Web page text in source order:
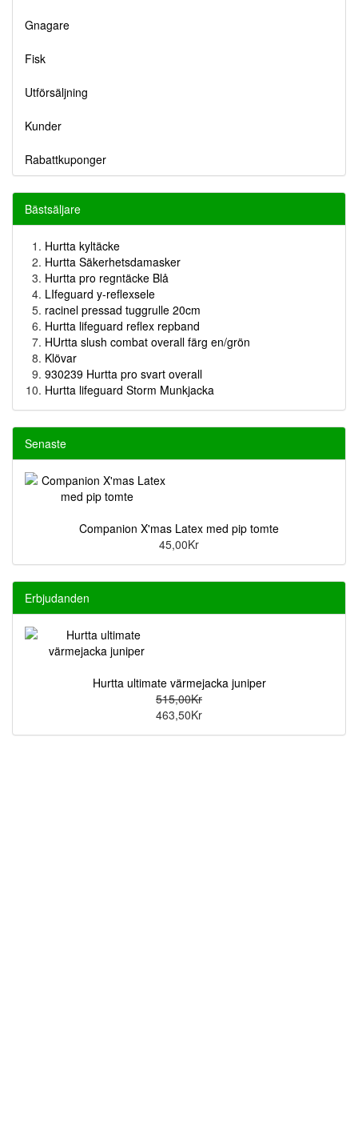
Gnagare
Fisk
Utförsäljning
Kunder
Rabattkuponger
Bästsäljare
Hurtta kyltäcke
Hurtta Säkerhetsdamasker
Hurtta pro regntäcke Blå
LIfeguard y-reflexsele
racinel pressad tuggrulle 20cm
Hurtta lifeguard reflex repband
HUrtta slush combat overall färg en/grön
Klövar
930239 Hurtta pro svart overall
Hurtta lifeguard Storm Munkjacka
Senaste
Companion X'mas Latex med pip tomte
45,00Kr
Erbjudanden
Hurtta ultimate värmejacka juniper
515,00Kr
463,50Kr